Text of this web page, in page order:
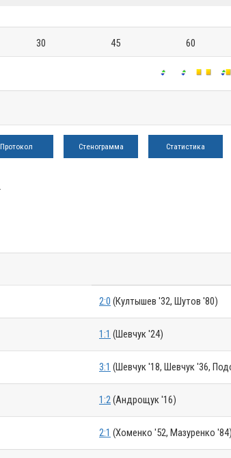
30 45 60
Протокол Стенограмма Статистика
2:0 (Култышев '32, Шутов '80)
1:1 (Шевчук '24)
3:1 (Шевчук '18, Шевчук '36,
1:2(Андрощук '16)
2:1 (Хоменко '52, Мазуренко '84)